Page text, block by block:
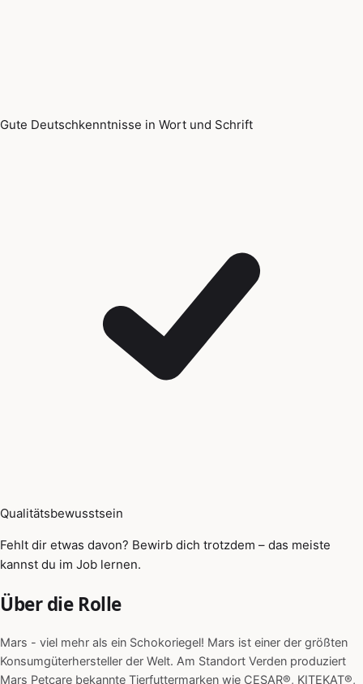
Gute Deutschkenntnisse in Wort und Schrift
Qualitätsbewusstsein
Fehlt dir etwas davon? Bewirb dich trotzdem – das meiste
kannst du im Job lernen.
Über die Rolle
Mars - viel mehr als ein Schokoriegel! Mars ist einer der größten
Konsumgüterhersteller der Welt. Am Standort Verden produziert
Mars Petcare bekannte Tierfuttermarken wie CESAR®, KITEKAT®,